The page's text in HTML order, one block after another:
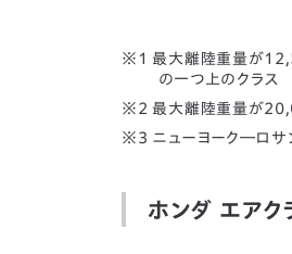
最大離陸重量が
の一つ上のクラス
最大離陸重量が
ニューヨーク―ロサ
ホンダ エア